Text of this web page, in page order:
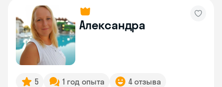
Александра
5 1 год опыта 4 отзыва